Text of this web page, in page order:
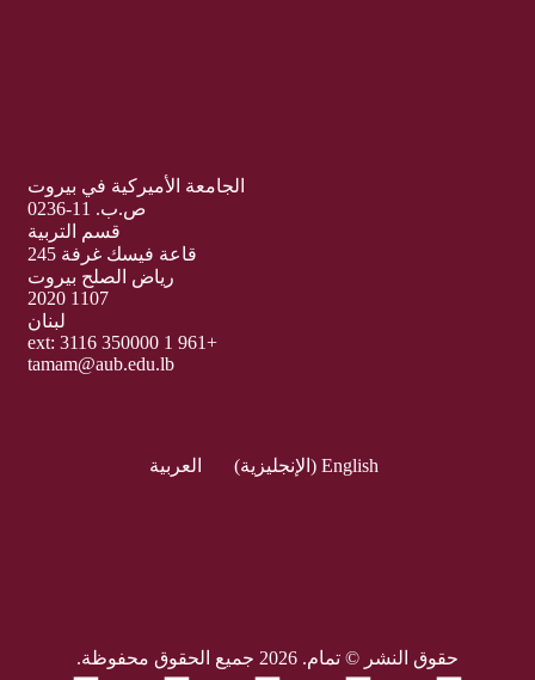
الجامعة الأميركية في بيروت
ص.ب. 11-0236
قسم التربية
قاعة فيسك غرفة 245
رياض الصلح بيروت
1107 2020
لبنان
+961 1 350000 ext: 3116
tamam@aub.edu.lb
English
( الإنجليزية) العربية
حقوق النشر © تمام. 2026 جميع الحقوق محفوظة.